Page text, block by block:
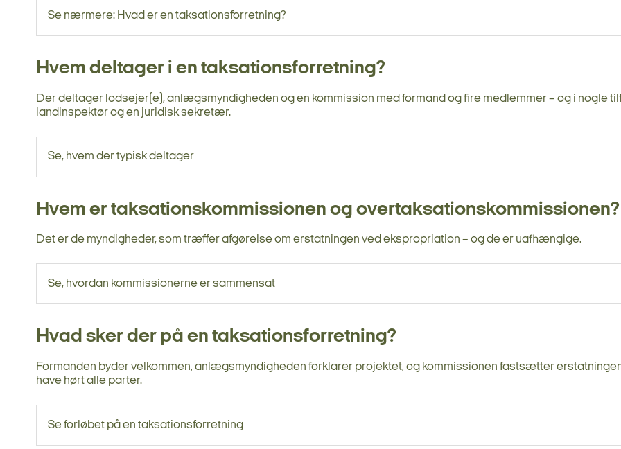
Se nærmere: Hvad er en taksationsforretning?
Hvem deltager i en taksationsforretning?
Der deltager lodsejer(e), anlægsmyndigheden og en kommission med formand og fire medlemmer – og i nogle
landinspektør og en juridisk sekretær.
Se, hvem der typisk deltager
Hvem er taksationskommissionen og overtaksationskommissionen?
Det er de myndigheder, som træffer afgørelse om erstatningen ved ekspropriation – og de er uafhængige.
Se, hvordan kommissionerne er sammensat
Hvad sker der på en taksationsforretning?
Formanden byder velkommen, anlægsmyndigheden forklarer projektet, og kommissionen fastsætter
have hørt alle parter.
Se forløbet på en taksationsforretning